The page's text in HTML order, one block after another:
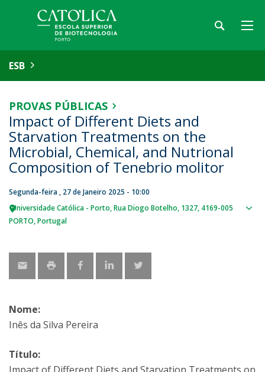
ESB
PROVAS PÚBLICAS
Impact of Different Diets and
Starvation Treatments on the
Microbial, Chemical, and Nutrional
Composition of Tenebrio molitor
Segunda-feira , 27 de Janeiro 2025 - 10:00
Universidade Católica - Porto Rua Diogo Botelho, 1327 4169-005
PORTO Portugal
Nome:
Inês da Silva Pereira
Título: